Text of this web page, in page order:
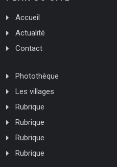
Accueil
Actualité
Contact
Photothèque
Les villages
Rubrique
Rubrique
Rubrique
Rubrique